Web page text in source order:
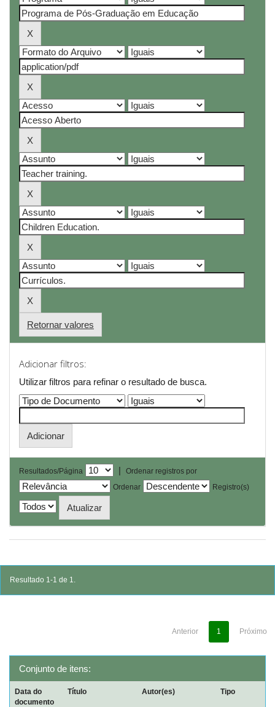
Retornar valores
Adicionar filtros:
Utilizar filtros para refinar o resultado de busca.
Resultados/Página |
Ordenar registros por
Ordenar
Registro(s)
Resultado 1-1 de 1.
Anterior 1 Próximo
Conjunto de itens:
Data do
documento
Título Autor(es) Tipo